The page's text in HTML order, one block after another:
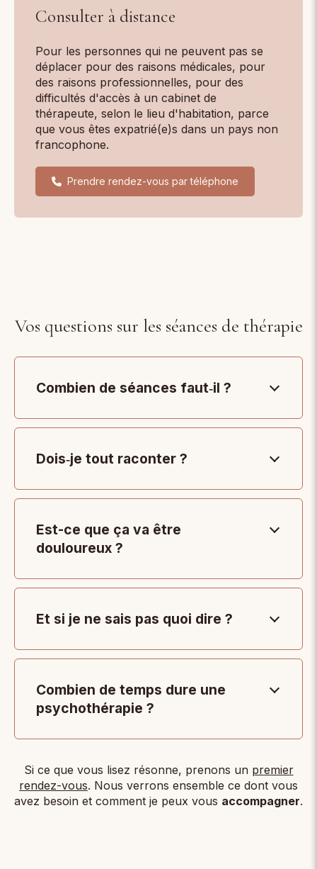
Consulter à distance
Pour les personnes qui ne peuvent pas se
déplacer pour des raisons médicales, pour
des raisons professionnelles, pour des
difficultés d'accès à un cabinet de
thérapeute, selon le lieu d'habitation, parce
que vous êtes expatrié(e)s dans un pays non
francophone.
Prendre rendez-vous par téléphone
Vos questions sur les séances de thérapie
Combien de séances faut‑il ?
Dois‑je tout raconter ?
Est-ce que ça va être
douloureux ?
Et si je ne sais pas quoi dire ?
Combien de temps dure une
psychothérapie ?
Si ce que vous lisez résonne, prenons un premier
rendez-vous. Nous verrons ensemble ce dont vous
avez besoin et comment je peux vous accompagner.